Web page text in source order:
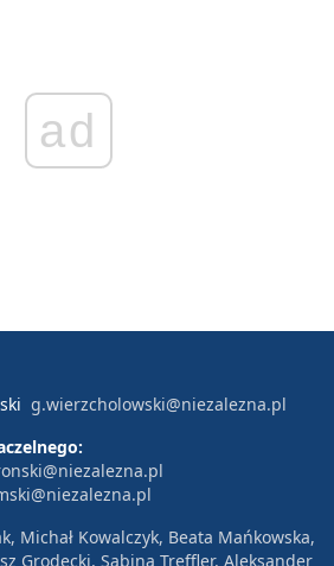
ad
g.wierzcholowski@niezalezna.pl
Michał Kowalczyk, Beata Mańkowska,
Grodecki, Sabina Treffler, Aleksander